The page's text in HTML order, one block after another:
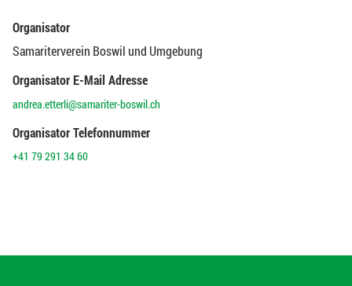
Organisator
Samariterverein Boswil und Umgebung
Organisator E-Mail Adresse
andrea.etterli@samariter-boswil.ch
Organisator Telefonnummer
+41 79 291 34 60